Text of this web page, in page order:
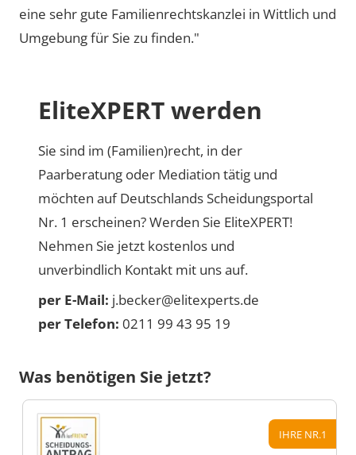
eine sehr gute Familienrechtskanzlei in Wittlich und
Umgebung für Sie zu finden."
EliteXPERT werden
Sie sind im (Familien)recht, in der
Paarberatung oder Mediation tätig und
möchten auf Deutschlands Scheidungsportal
Nr. 1 erscheinen? Werden Sie EliteXPERT!
Nehmen Sie jetzt kostenlos und
unverbindlich Kontakt mit uns auf.
per E-Mail: j.becker@elitexperts.de
per Telefon: 0211 99 43 95 19
Was benötigen Sie jetzt?
IHRE NR.1